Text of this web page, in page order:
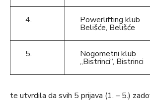
4. Powerlifting klub
Belišće, Belišće
5. Nogometni klub
„Bistrinci“, Bistrinci
te utvrdila da svih 5 prijava (1. – 5.)